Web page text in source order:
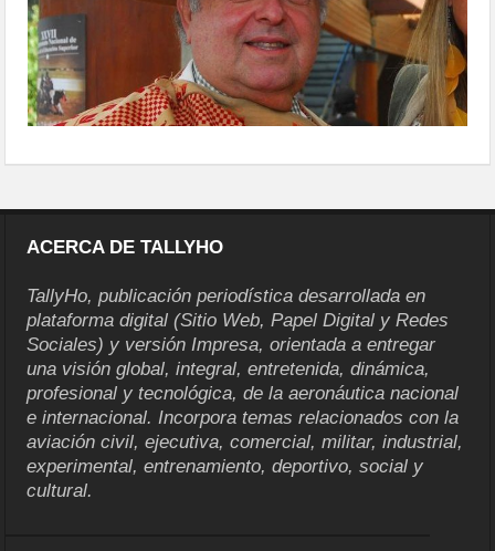
ACERCA DE TALLYHO
TallyHo, publicación periodística desarrollada en
plataforma digital (Sitio Web, Papel Digital y Redes
Sociales) y versión Impresa, orientada a entregar
una visión global, integral, entretenida, dinámica,
profesional y tecnológica, de la aeronáutica nacional
e internacional. Incorpora temas relacionados con la
aviación civil, ejecutiva, comercial, militar, industrial,
experimental, entrenamiento, deportivo, social y
cultural.